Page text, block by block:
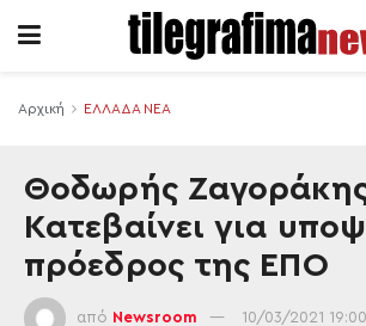
Αρχική ΕΛΛΑΔΑ ΝΕΑ
Θοδωρής
Κατεβαίνει για
πρόεδρος της ΕΠΟ
από Newsroom 10/03/2021 19:00